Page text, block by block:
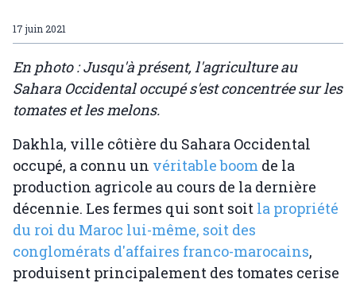
17 juin 2021
En photo : Jusqu'à présent, l'agriculture au
Sahara Occidental occupé s'est concentrée sur les
tomates et les melons.
Dakhla, ville côtière du Sahara Occidental
occupé, a connu un véritable boom de la
production agricole au cours de la dernière
décennie. Les fermes qui sont soit la propriété
du roi du Maroc lui-même, soit des
conglomérats d'affaires franco-marocains,
produisent principalement des tomates cerise